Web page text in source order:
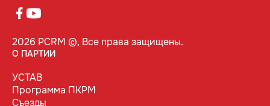
2026 PCRM ©, Все права защищены.
О ПАРТИИ
УСТАВ
Программа ПКРМ
Съезды